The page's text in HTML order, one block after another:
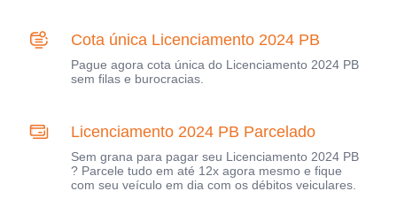
Cota única Licenciamento 2024 PB
Pague agora cota única do Licenciamento 2024 PB
sem filas e burocracias.
Licenciamento 2024 PB Parcelado
Sem grana para pagar seu Licenciamento 2024 PB
? Parcele tudo em até 12x agora mesmo e fique
com seu veículo em dia com os débitos veiculares.